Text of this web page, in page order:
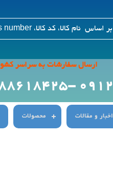
ارسال سفارشات به سراسر
اخبار و مقالات محصولات